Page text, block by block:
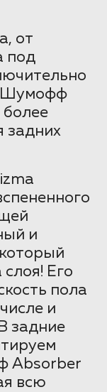
от
под
Шумофф
задних
и
Его
пола
и
задние
Absorber
всю